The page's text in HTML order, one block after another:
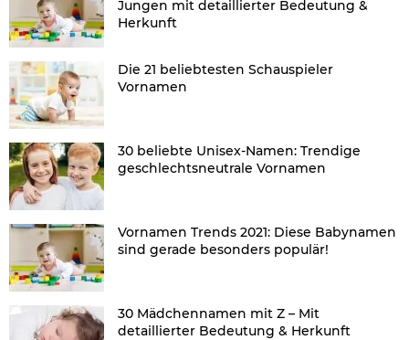
Jungen mit detaillierter Bedeutung &
Herkunft
Die 21 beliebtesten Schauspieler
Vornamen
30 beliebte Unisex-Namen: Trendige
geschlechtsneutrale Vornamen
Vornamen Trends 2021: Diese Babynamen
sind gerade besonders populär!
30 Mädchennamen mit Z – Mit
detaillierter Bedeutung & Herkunft